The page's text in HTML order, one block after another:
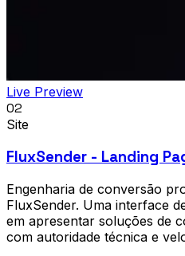
Live Preview
02
Site
FluxSender - Landing
Engenharia de conversão
FluxSender. Uma interface
em apresentar soluções de
com autoridade técnica e